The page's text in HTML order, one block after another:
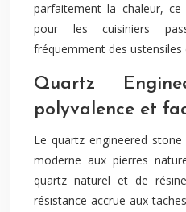
parfaitement la chaleur,
pour les cuisiniers
fréquemment des ustensiles
Quartz
polyvalence et
Le quartz engineered
moderne aux pierres
quartz naturel et de
résistance accrue aux